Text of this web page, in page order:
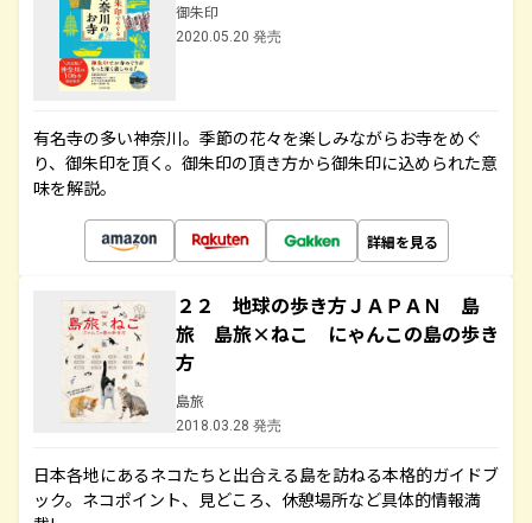
御朱印
2020.05.20 発売
有名寺の多い神奈川。季節の花々を楽しみながらお寺をめぐ
り、御朱印を頂く。御朱印の頂き方から御朱印に込められた意
味を解説。
詳細を見る
２２ 地球の歩き方ＪＡＰＡＮ 島
旅 島旅×ねこ にゃんこの島の歩き
方
島旅
2018.03.28 発売
日本各地にあるネコたちと出合える島を訪ねる本格的ガイドブ
ック。ネコポイント、見どころ、休憩場所など具体的情報満